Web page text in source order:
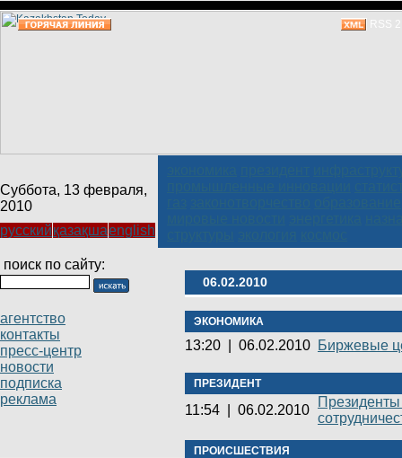
RSS
Суббота, 13 февраля,
2010
русскийқазақшаenglish
поиск по сайту:
агентство
контакты
пресс-центр
новости
подписка
реклама
06.02.2010
ЭКОНОМИКА
13:20 06.02.2010 Биржевые
ПРЕЗИДЕНТ
11:54 06.02.2010
ПРОИСШЕСТВИЯ